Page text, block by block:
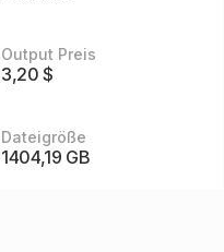
Output Preis
3,20 $
Dateigröße
1404,19 GB